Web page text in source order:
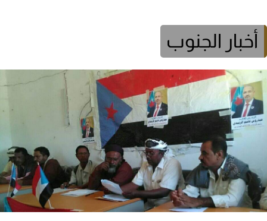
أخبار الجنوب